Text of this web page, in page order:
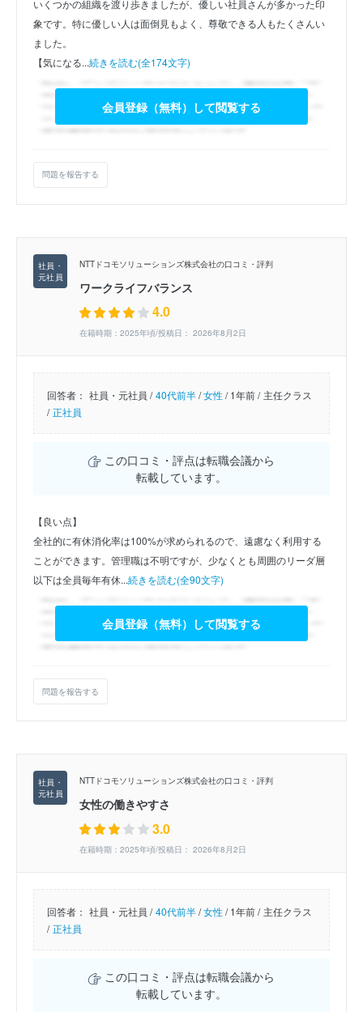
いくつかの組織を渡り歩きましたが、優しい社員さんが多かった印
象です。特に優しい人は面倒見もよく、尊敬できる人もたくさんい
ました。
【気になる...続きを読む(全174文字)
会員登録（無料）して閲覧する
問題を報告する
NTTドコモソリューションズ株式会社の口コミ・評判
ワークライフバランス
4.0
在籍時期：2025年頃/投稿日： 2026年8月2日
回答者： 社員・元社員 / 40代前半/女性/1年前 / 主任クラス
/ 正社員
この口コミ・評点は転職会議から
転載しています。
【良い点】
全社的に有休消化率は100%が求められるので、遠慮なく利用する
ことができます。管理職は不明ですが、少なくとも周囲のリーダ層
以下は全員毎年有休...続きを読む(全90文字)
会員登録（無料）して閲覧する
問題を報告する
NTTドコモソリューションズ株式会社の口コミ・評判
女性の働きやすさ
3.0
在籍時期：2025年頃/投稿日： 2026年8月2日
回答者： 社員・元社員 / 40代前半/女性/1年前 / 主任クラス
/ 正社員
この口コミ・評点は転職会議から
転載しています。